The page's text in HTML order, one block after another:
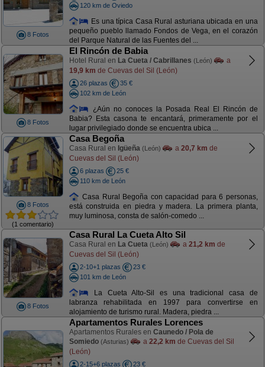
8 Fotos
120 km de Oviedo
Es una típica Casa Rural asturiana ubicada en una
pequeño pueblo llamado Fondos de Vega, en el corazón
del Parque Natural de las Fuentes del ...
8 Fotos
El Rincón de Babia
Hotel Rural en La Cueta / Cabrillanes (León)
a
19,9 km de Cuevas del Sil (León)
26 plazas
35 €
102 km de León
¿Aún no conoces la Posada Real El Rincón de
Babia? Esta casona te encantará, primeramente por el
lugar privilegiado donde se encuentra ubica ...
8 Fotos
(1 comentario)
Casa Begoña
Casa Rural en Igüeña (León) a 20,7 km de
Cuevas del Sil (León)
6 plazas
25 €
110 km de León
Casa Rural Begoña con capacidad para 6 personas,
está construida en piedra y madera. La primera planta,
muy luminosa, consta de salón-comedo ...
8 Fotos
Casa Rural La Cueta Alto Sil
Casa Rural en La Cueta (León) a 21,2 km de
Cuevas del Sil (León)
2-10+1 plazas
23 €
101 km de León
La Cueta Alto-Sil es una tradicional casa de
labranza rehabilitada en 1997 para convertirse en
alojamiento de turismo rural. Madera, piedra ...
Apartamentos Rurales Lorences
Apartamentos Rurales en Caunedo / Pola de
Somiedo (Asturias) a 22,2 km de Cuevas del Sil
(León)
2-15+6 plazas 23 €